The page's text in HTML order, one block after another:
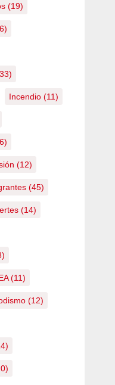
(19)
Incendio(11)
(12)
(45)
(14)
(11)
(12)